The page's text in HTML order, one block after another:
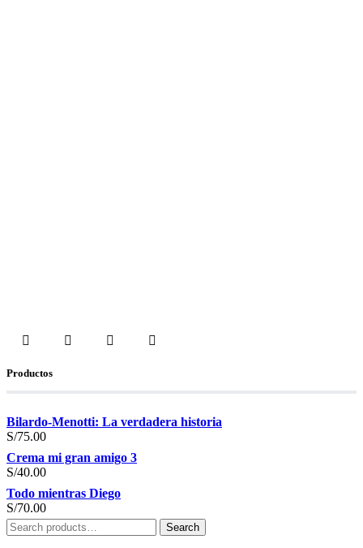
Productos
Bilardo-Menotti: La verdadera historia
S/75.00
Crema mi gran amigo 3
S/40.00
Todo mientras Diego
S/70.00
Search
for:
Search